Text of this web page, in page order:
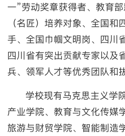
一”劳动奖章获得者、教育
（名匠）培养对象、全国和
手、全国巾帼文明岗、四川
四川省有突出贡献专家以及
兵、领军人才等优秀团队和
学校现有马克思主义学
产业学院、教育与文化传媒
旅游与财贸学院、智能制造